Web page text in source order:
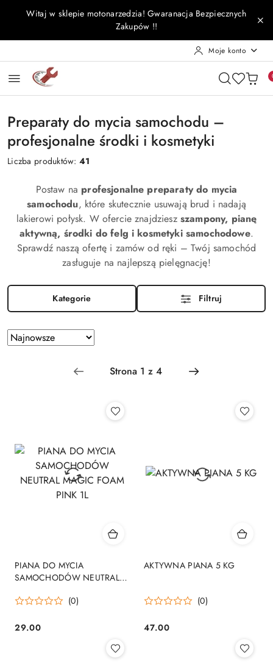
Przejdź do treści głównej
Przejdź do wyszukiwarki
Przejdź do moje konto
Przejdź do menu głównego
Przejdź do stopki
Witaj w sklepie motonarzedzia! Gwaranacja Bezpiecznych
Zakupów !!
Moje konto
Preparaty do mycia samochodu –
profesjonalne środki i kosmetyki
Liczba produktów:41
Postaw na profesjonalne preparaty do mycia
samochodu, które skutecznie usuwają brud i nadają
lakierowi połysk. W ofercie znajdziesz szampony, pianę
aktywną, środki do felg i kosmetyki samochodowe.
Sprawdź naszą ofertę i zamów od ręki – Twój samochód
zasługuje na najlepszą pielęgnację!
Kategorie Filtruj
Zastosowano
sortowanie:
Sortuj
według
PIANA DO MYCIA
SAMOCHODÓW NEUTRAL
(0)
Cena:
29.00
AKTYWNA PIANA 5 KG
(0)
Cena:
47.00